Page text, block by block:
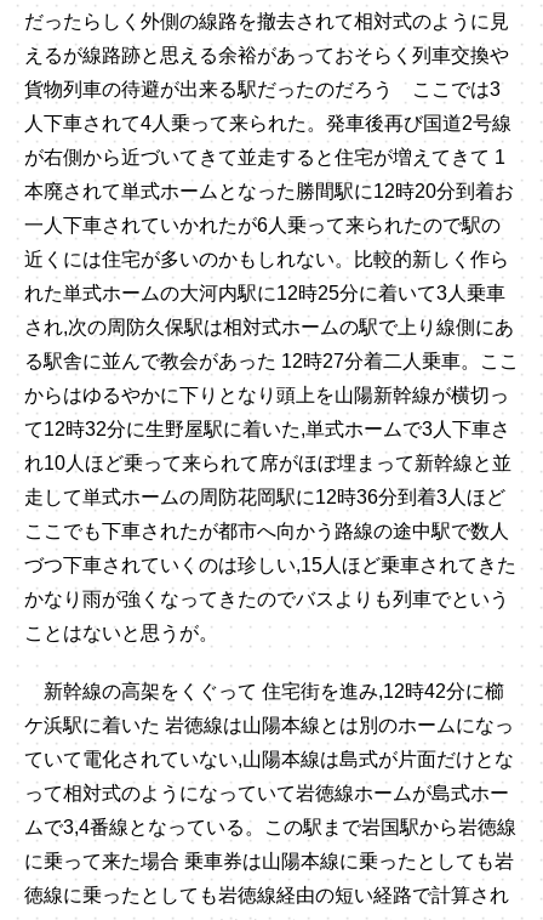
だったらしく外側の線路を撤去されて相対式のように見
えるが線路跡と思える余裕があっておそらく列車交換や
貨物列車の待避が出来る駅だったのだろう ここでは3
人下車されて4人乗って来られた。発車後再び国道2号線
が右側から近づいてきて並走すると住宅が増えてきて 1
本廃されて単式ホームとなった勝間駅に12時20分到着お
一人下車されていかれたが6人乗って来られたので駅の
近くには住宅が多いのかもしれない。比較的新しく作ら
れた単式ホームの大河内駅に12時25分に着いて3人乗車
され,次の周防久保駅は相対式ホームの駅で上り線側にあ
る駅舎に並んで教会があった 12時27分着二人乗車。ここ
からはゆるやかに下りとなり頭上を山陽新幹線が横切っ
て12時32分に生野屋駅に着いた,単式ホームで3人下車さ
れ10人ほど乗って来られて席がほぼ埋まって新幹線と並
走して単式ホームの周防花岡駅に12時36分到着3人ほど
ここでも下車されたが都市へ向かう路線の途中駅で数人
づつ下車されていくのは珍しい,15人ほど乗車されてきた
かなり雨が強くなってきたのでバスよりも列車でという
ことはないと思うが。
新幹線の高架をくぐって 住宅街を進み,12時42分に櫛
ケ浜駅に着いた 岩徳線は山陽本線とは別のホームになっ
ていて電化されていない,山陽本線は島式が片面だけとな
って相対式のようになっていて岩徳線ホームが島式ホー
ムで3,4番線となっている。この駅まで岩国駅から岩徳線
に乗って来た場合 乗車券は山陽本線に乗ったとしても岩
徳線に乗ったとしても岩徳線経由の短い経路で計算され